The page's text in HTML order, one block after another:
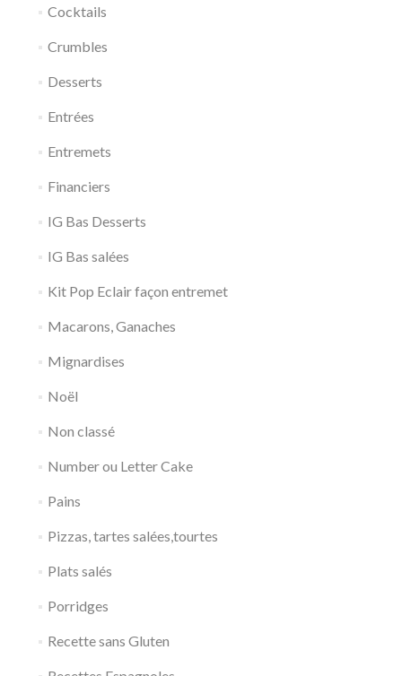
Cocktails
Crumbles
Desserts
Entrées
Entremets
Financiers
IG Bas Desserts
IG Bas salées
Kit Pop Eclair façon entremet
Macarons, Ganaches
Mignardises
Noël
Non classé
Number ou Letter Cake
Pains
Pizzas, tartes salées,tourtes
Plats salés
Porridges
Recette sans Gluten